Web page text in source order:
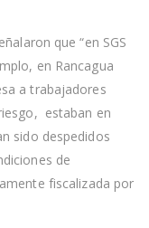
que “en SGS
en Rancagua
a trabajadores
estaban en
sido despedidos
de
fiscalizada por